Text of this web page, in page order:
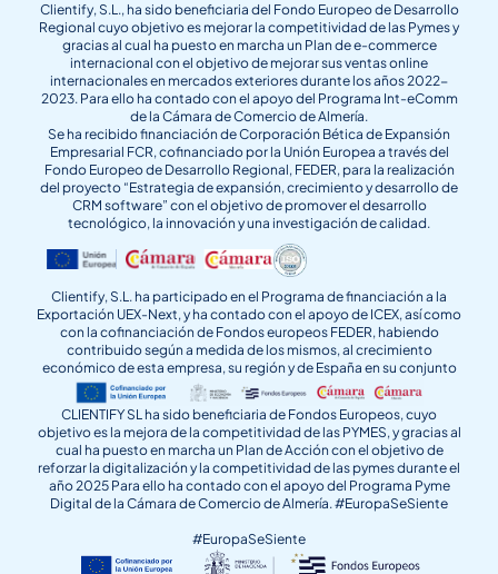
Clientify, S.L., ha sido beneficiaria del Fondo Europeo de Desarrollo
Regional cuyo objetivo es mejorar la competitividad de las Pymes y
gracias al cual ha puesto en marcha un Plan de e-commerce
internacional con el objetivo de mejorar sus ventas online
internacionales en mercados exteriores durante los años 2022-
2023. Para ello ha contado con el apoyo del Programa Int-eComm
de la Cámara de Comercio de Almería.
Se ha recibido financiación de Corporación Bética de Expansión
Empresarial FCR, cofinanciado por la Unión Europea a través del
Fondo Europeo de Desarrollo Regional, FEDER, para la realización
del proyecto “Estrategia de expansión, crecimiento y desarrollo de
CRM software” con el objetivo de promover el desarrollo
tecnológico, la innovación y una investigación de calidad.
Clientify, S.L. ha participado en el Programa de financiación a la
Exportación UEX-Next, y ha contado con el apoyo de ICEX, así como
con la cofinanciación de Fondos europeos FEDER, habiendo
contribuido según a medida de los mismos, al crecimiento
económico de esta empresa, su región y de España en su conjunto
CLIENTIFY SL ha sido beneficiaria de Fondos Europeos, cuyo
objetivo es la mejora de la competitividad de las PYMES, y gracias al
cual ha puesto en marcha un Plan de Acción con el objetivo de
reforzar la digitalización y la competitividad de las pymes durante el
año 2025 Para ello ha contado con el apoyo del Programa Pyme
Digital de la Cámara de Comercio de Almería. #EuropaSeSiente
#EuropaSeSiente